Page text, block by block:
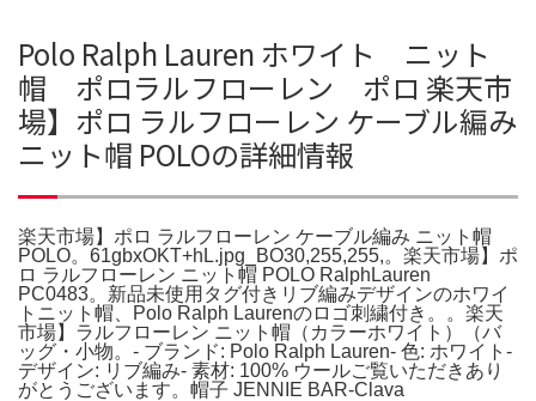
Polo Ralph Lauren ホワイト ニット
帽 ポロラルフローレン ポロ 楽天市
場】ポロ ラルフローレン ケーブル編み
ニット帽 POLOの詳細情報
楽天市場】ポロ ラルフローレン ケーブル編み ニット帽
POLO。61gbxOKT+hL.jpg_BO30,255,255,。楽天市場】ポ
ロ ラルフローレン ニット帽 POLO RalphLauren
PC0483。新品未使用タグ付きリブ編みデザインのホワイ
トニット帽、Polo Ralph Laurenのロゴ刺繍付き。。楽天
市場】ラルフローレン ニット帽（カラーホワイト）（バ
ッグ・小物。- ブランド: Polo Ralph Lauren- 色: ホワイト-
デザイン: リブ編み- 素材: 100% ウールご覧いただきあり
がとうございます。帽子 JENNIE BAR-Clava